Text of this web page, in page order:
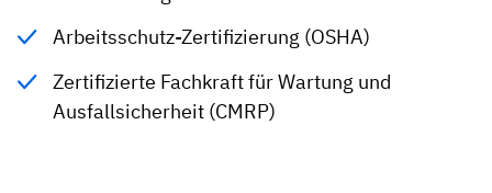
Arbeitsschutz-Zertifizierung (OSHA)
Zertifizierte Fachkraft für Wartung und
Ausfallsicherheit (CMRP)